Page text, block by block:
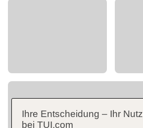
Ihre Entscheidung – Ihr
bei TUI.com